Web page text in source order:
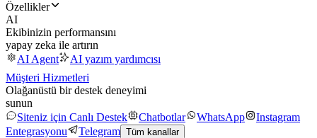
Özellikler
AI
Ekibinizin performansını
yapay zeka ile artırın
AI Agent
AI yazım yardımcısı
Müşteri Hizmetleri
Olağanüstü bir destek deneyimi
sunun
Siteniz için Canlı Destek
Chatbotlar WhatsApp
Instagram
Entegrasyonu
Telegram Tüm kanallar